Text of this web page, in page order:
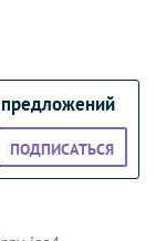
предложений
ПОДПИСАТЬСЯ